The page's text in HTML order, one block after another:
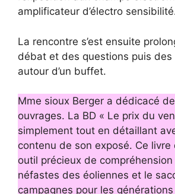
amplificateur d’électro
La rencontre s’est ensuite
débat et des questions puis des
autour d’un buffet.
Mme sioux Berger a dédicacé
ouvrages. La BD « Le prix du
simplement tout en détaillant
contenu de son exposé. Ce livre
outil précieux de
néfastes des éoliennes et le
campagnes pour les